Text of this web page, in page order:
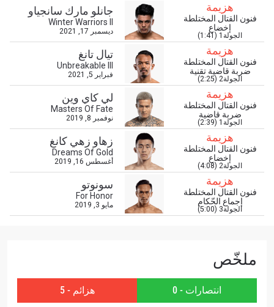
هزيمة
فنون القتال المختلطة
إخضاع
الجولة1 (1:41)
جانلو مارك سانجياو
Winter Warriors II
ديسمبر 17, 2021
هزيمة
فنون القتال المختلطة
ضربة قاضية تقنية
الجولة2 (2:25)
تيال تانغ
Unbreakable III
فبراير 5, 2021
هزيمة
فنون القتال المختلطة
ضربة قاضية
الجولة1 (2:39)
لي كاي وين
Masters Of Fate
نوفمبر 8, 2019
هزيمة
فنون القتال المختلطة
إخضاع
الجولة2 (4:08)
زهاو زهي كانغ
Dreams Of Gold
أغسطس 16, 2019
هزيمة
فنون القتال المختلطة
إجماع الحّكام
الجولة3 (5:00)
سونوتو
For Honor
مايو 3, 2019
ملخّص
انتصارات - 0 هزائم - 5
المنافس
العرض
شاهد أبرز اللقطات
ابق على اطّلاع
خذ بطولة "ون" معك أينما ذهبت! اشترك الآن للوصول
إلى آخر الأخبار، وفتح العروض الخاصة والحصول على
أفضل المقاعد لعروضنا الحية.
البريد الإلكتروني
الإسم
بإرسال هذا النموذج، فإنك توافق على جمعنا لمعلوماتك
واستخدامها والإفصاح عنها بموجب